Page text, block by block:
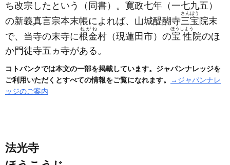
ち改宗したという
（同書） 。寛政七年 （一七九五）
の新義真言宗本末帳によれば、山城醍醐寺三宝
さんぼう
院末
で、当寺の末寺に根金
ねがね
村 （現蓮田市） の宝性
ほうしよう
院のほ
か門徒寺五ヵ寺がある。
コトバンクでは本文の一部を掲載しています。ジャパンナレッジを
ご利用いただくとすべての情報をご覧になれます。
→ジャパンナレ
ッジのご案内
法光寺